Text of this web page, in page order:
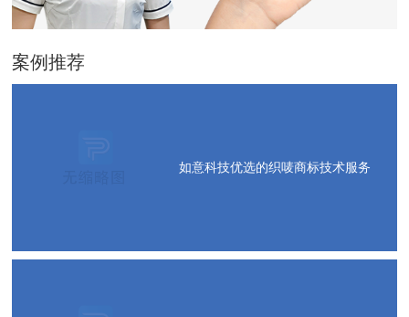
案例推荐
如意科技优选的织唛商标技术服务